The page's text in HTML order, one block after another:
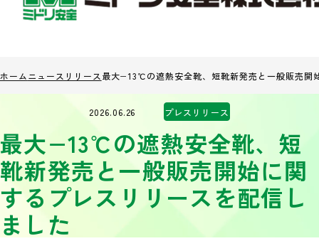
ホームニュースリリース最大−13℃の遮熱安全靴、短靴新発売と一般販売開
2026.06.26 プレスリリース
最大−13℃の遮熱安全靴、短
靴新発売と一般販売開始に関
するプレスリリースを配信し
ました